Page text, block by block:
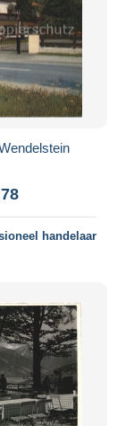
handelaar